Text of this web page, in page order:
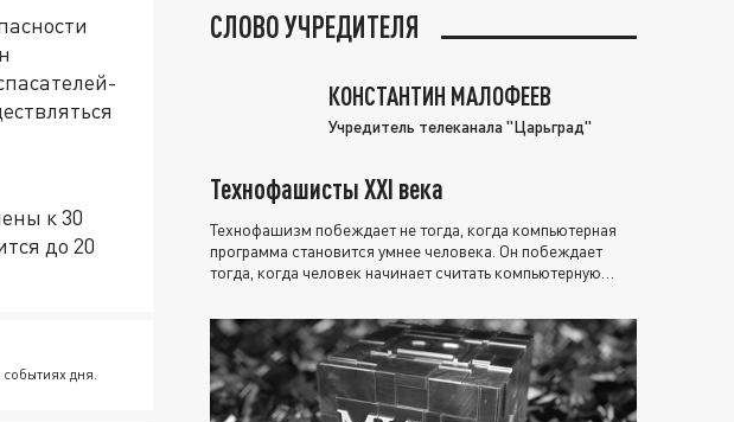
к 30
до 20
дня.
СЛОВО УЧРЕДИТЕЛЯ
КОНСТАНТИН МАЛОФЕЕВ
Учредитель телеканала "Царьград"
Технофашисты XXI века
Технофашизм побеждает не тогда, когда компьютерная
программа становится умнее человека. Он побеждает
тогда, когда человек начинает считать компьютерную